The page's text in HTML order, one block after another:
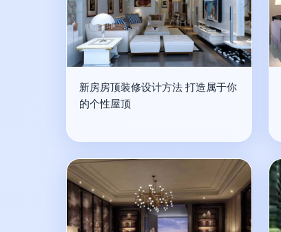
新房房顶装修设计方法 打造属于你
的个性屋顶